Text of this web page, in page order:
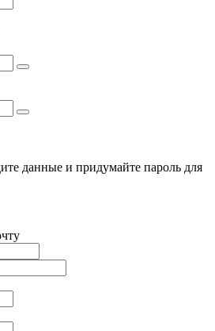
данные и придумайте пароль для